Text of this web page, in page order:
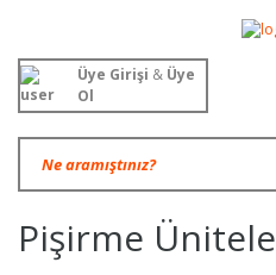
Üye Girişi &Üye
Ol
Pişirme